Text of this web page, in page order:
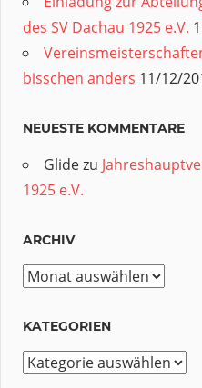
des SV Dachau 1925 e.V.
bisschen anders 11/12/
NEUESTE KOMMENTARE
Glidezu
1925 e.V.
ARCHIV
Archiv
KATEGORIEN
Kategorien